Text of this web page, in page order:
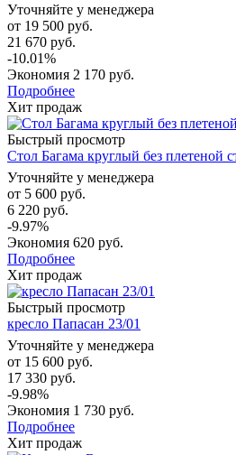
Уточняйте у менеджера
от 19 500 руб.
21 670 руб.
-10.01%
Экономия 2 170 руб.
Подробнее
Хит продаж
Быстрый просмотр
Стол Багама круглый без плетеной
Уточняйте у менеджера
от 5 600 руб.
6 220 руб.
-9.97%
Экономия 620 руб.
Подробнее
Хит продаж
Быстрый просмотр
кресло Папасан 23/01
Уточняйте у менеджера
от 15 600 руб.
17 330 руб.
-9.98%
Экономия 1 730 руб.
Подробнее
Хит продаж